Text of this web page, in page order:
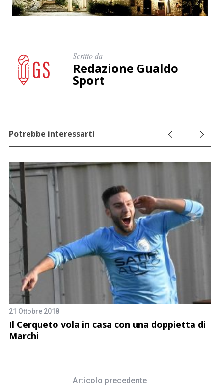
Scritto da
Redazione Gualdo
Sport
Potrebbe interessarti
21 Ottobre 2018
Il Cerqueto vola in casa con una doppietta di
Marchi
Articolo precedente